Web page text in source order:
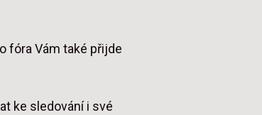
fóra Vám také přijde
ke sledování i své